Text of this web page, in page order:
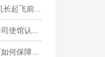
前被抓正着
如何办理
信息安全